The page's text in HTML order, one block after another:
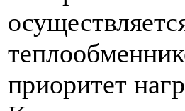
приоритет